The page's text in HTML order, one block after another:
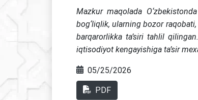
Mazkur maqolada
bog‘liqlik, ularning bozor
barqarorlikka ta’siri tahlil
iqtisodiyot kengayishiga ta’sir
Tadqiqotda tizimli tahlil, qiyosiy
mantiqiy umumlashtirish
05/25/2026
PDF